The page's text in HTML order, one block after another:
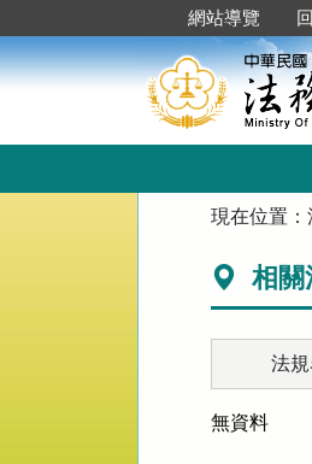
到
主
要
網站導覽
現在位置：
相關
法規
無資料